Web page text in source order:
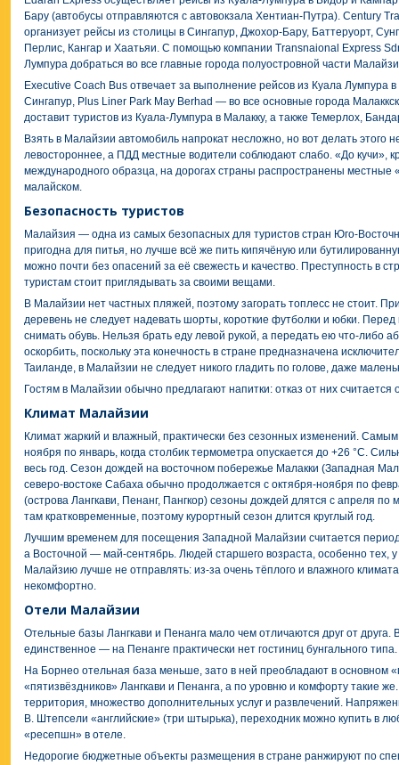
Бару (автобусы отправляются с автовокзала Хентиан-Путра). Century
организует рейсы из столицы в Сингапур, Джохор-Бару, Баттеруорт,
Перлис, Кангар и Хаатьяи. С помощью компании Transnaional Express
Лумпура добраться во все главные города полуостровной части
Executive Coach Bus отвечает за выполнение рейсов из Куала Лумпура
Сингапур, Plus Liner Park May Berhad — во все основные города
доставит туристов из Куала-Лумпура в Малакку, а также Темерлох,
Взять в Малайзии автомобиль напрокат несложно, но вот делать этого
левостороннее, а ПДД местные водители соблюдают слабо. «До кучи»,
международного образца, на дорогах страны распространены местные
малайском.
Безопасность туристов
Малайзия — одна из самых безопасных для туристов стран Юго-
пригодна для питья, но лучше всё же пить кипячёную или
можно почти без опасений за её свежесть и качество. Преступность в
туристам стоит приглядывать за своими вещами.
В Малайзии нет частных пляжей, поэтому загорать топлесс не стоит.
деревень не следует надевать шорты, короткие футболки и юбки.
снимать обувь. Нельзя брать еду левой рукой, а передать ею что-либо
оскорбить, поскольку эта конечность в стране предназначена
Таиланде, в Малайзии не следует никого гладить по голове, даже
Гостям в Малайзии обычно предлагают напитки: отказ от них
Климат Малайзии
Климат жаркий и влажный, практически без сезонных изменений.
ноября по январь, когда столбик термометра опускается до +26 °C.
весь год. Сезон дождей на восточном побережье Малакки (Западная
северо-востоке Сабаха обычно продолжается с октября-ноября по
(острова Лангкави, Пенанг, Пангкор) сезоны дождей длятся с апреля по
там кратковременные, поэтому курортный сезон длится круглый год.
Лучшим временем для посещения Западной Малайзии считается
а Восточной — май-сентябрь. Людей старшего возраста, особенно тех,
Малайзию лучше не отправлять: из-за очень тёплого и влажного
некомфортно.
Отели Малайзии
Отельные базы Лангкави и Пенанга мало чем отличаются друг от друга.
единственное — на Пенанге практически нет гостиниц бунгального типа.
На Борнео отельная база меньше, зато в ней преобладают в основном
«пятизвёздников» Лангкави и Пенанга, а по уровню и комфорту такие
территория, множество дополнительных услуг и развлечений.
В. Штепсели «английские» (три штырька), переходник можно купить в
«ресепшн» в отеле.
Недорогие бюджетные объекты размещения в стране ранжируют по